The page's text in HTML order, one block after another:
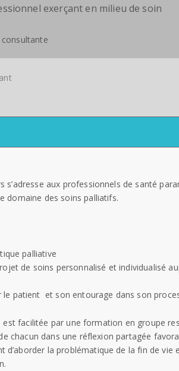
exerçant en milieu de soin
s’adresse aux professionnels de santé
domaine des soins palliatifs.
palliative
de soins personnalisé et individualisé
le patient et son entourage dans son
est facilitée par une formation en groupe
chacun dans une réflexion partagée
d’aborder la problématique de la fin de vie